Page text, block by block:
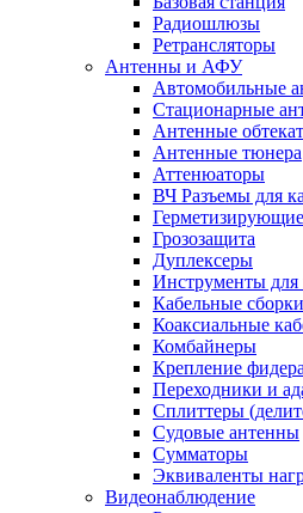
Радиошлюзы
Ретрансляторы
Антенны и АФУ
Автомобильные
Стационарные
Антенные
Антенные тюнера
Аттенюаторы
ВЧ Разъемы для
Грозозащита
Дуплексеры
Инструменты для
Кабельные сборки
Коаксиальные
Комбайнеры
Крепление фидера
Переходники и
Сплиттеры
Судовые антенны
Сумматоры
Эквиваленты
Видеонаблюдение